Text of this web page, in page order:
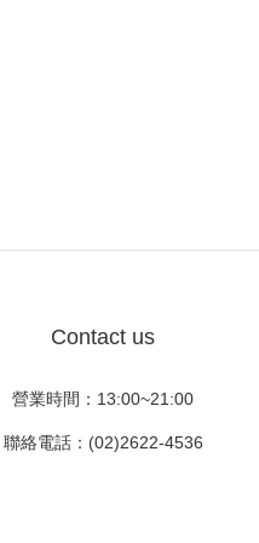
Contact us
營業時間：13:00~21:00
聯絡電話：(02)2622-4536